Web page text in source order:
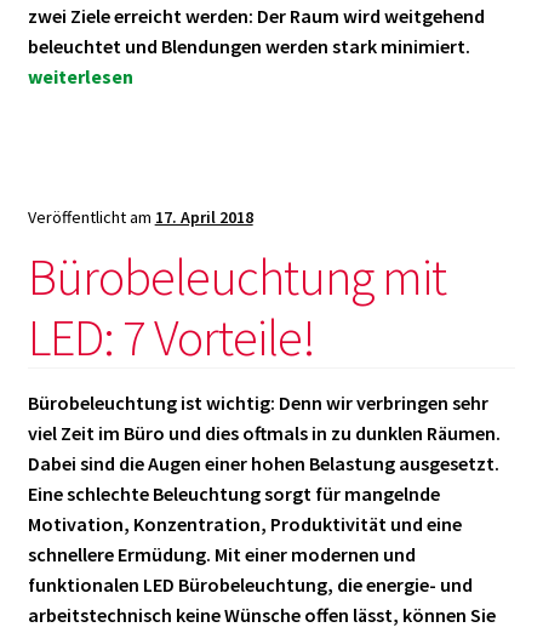
zwei Ziele erreicht werden: Der Raum wird weitgehend
beleuchtet und Blendungen werden stark minimiert.
weiterlesen
Veröffentlicht am 17. April 2018
Bürobeleuchtung mit
LED: 7 Vorteile!
Bürobeleuchtung ist wichtig: Denn wir verbringen sehr
viel Zeit im Büro und dies oftmals in zu dunklen Räumen.
Dabei sind die Augen einer hohen Belastung ausgesetzt.
Eine schlechte Beleuchtung sorgt für mangelnde
Motivation, Konzentration, Produktivität und eine
schnellere Ermüdung. Mit einer modernen und
funktionalen LED Bürobeleuchtung, die energie- und
arbeitstechnisch keine Wünsche offen lässt, können Sie